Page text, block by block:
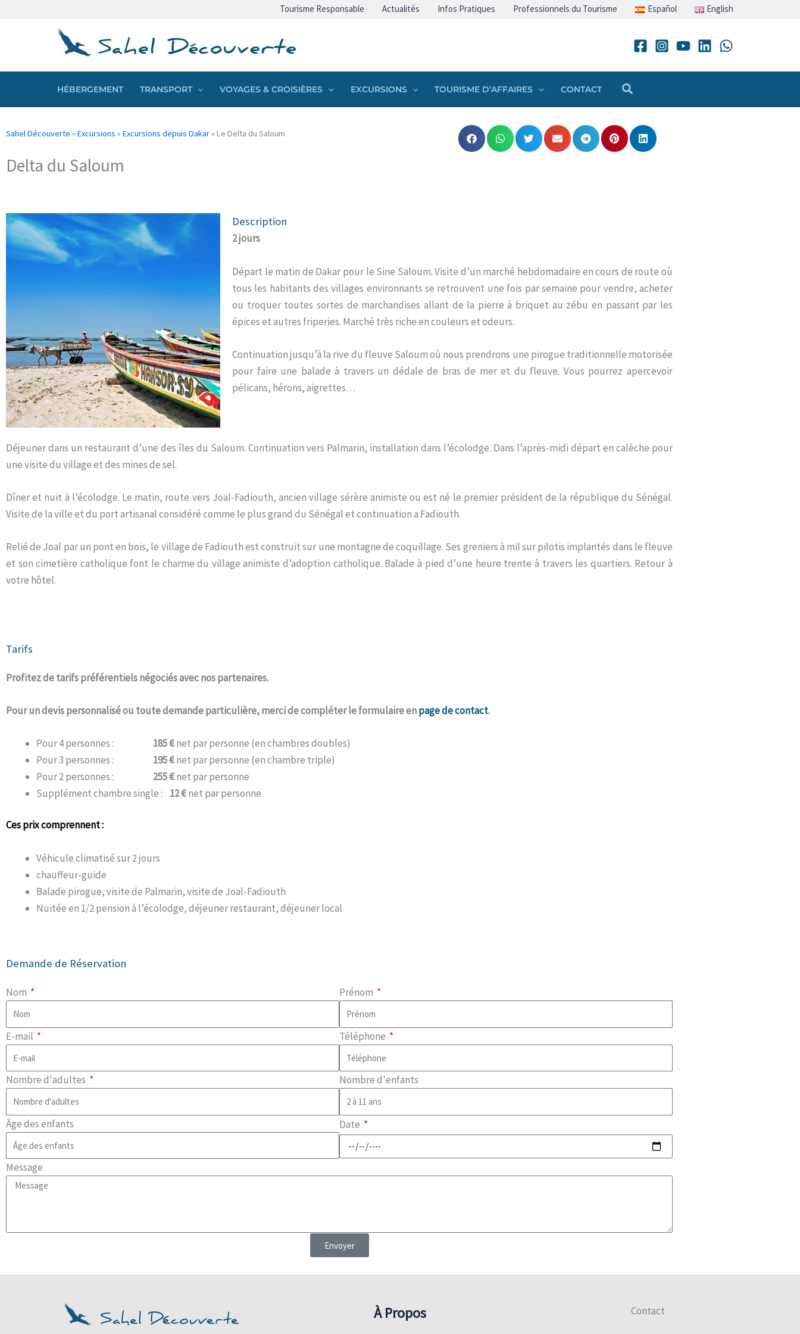
Tourisme Responsable Actualités Infos Pratiques Professionnels du Tourisme Español English
HÉBERGEMENT TRANSPORT VOYAGES & CROISIÈRES EXCURSIONS TOURISME D’AFFAIRES CONTACT Rechercher
Sahel Découverte »Excursions »Excursions depuis Dakar»Le Delta du Saloum
Delta du Saloum
Description
2 jours
Départ le matin de Dakar pour le Sine Saloum. Visite d’un marché hebdomadaire en cours de route où
tous les habitants des villages environnants se retrouvent une fois par semaine pour vendre, acheter
ou troquer toutes sortes de marchandises allant de la pierre à briquet au zébu en passant par les
épices et autres friperies. Marché très riche en couleurs et odeurs.
Continuation jusqu’à la rive du fleuve Saloum où nous prendrons une pirogue traditionnelle motorisée
pour faire une balade à travers un dédale de bras de mer et du fleuve. Vous pourrez apercevoir
pélicans, hérons, aigrettes…
Déjeuner dans un restaurant d’une des îles du Saloum. Continuation vers Palmarin, installation dans l’écolodge. Dans l’après-midi départ en calèche pour
une visite du village et des mines de sel.
Dîner et nuit à l’écolodge. Le matin, route vers Joal-Fadiouth, ancien village sérère animiste ou est né le premier président de la république du Sénégal.
Visite de la ville et du port artisanal considéré comme le plus grand du Sénégal et continuation a Fadiouth.
Relié de Joal par un pont en bois, le village de Fadiouth est construit sur une montagne de coquillage. Ses greniers à mil sur pilotis implantés dans le fleuve
et son cimetière catholique font le charme du village animiste d’adoption catholique. Balade à pied d’une heure trente à travers les quartiers. Retour à
votre hôtel.
Tarifs
Profitez de tarifs préférentiels négociés avec nos partenaires.
Pour un devis personnalisé ou toute demande particulière, merci de compléter le formulaire enpage de contact.
Pour 4 personnes : 185 €net par personne (en chambres doubles)
Pour 3 personnes : 195 €net par personne (en chambre triple)
Pour 2 personnes : 255 €net par personne
Supplément chambre single : 12 €net par personne
Ces prix comprennent :
Véhicule climatisé sur 2 jours
chauffeur-guide
Balade pirogue, visite de Palmarin, visite de Joal-Fadiouth
Nuitée en 1/2 pension à l’écolodge, déjeuner restaurant, déjeuner local
Demande de Réservation
Nom Prénom
E-mail Téléphone
Nombre d'adultes Nombre d'enfants
Âge des enfants Date
Message
Envoyer
À Propos Contact